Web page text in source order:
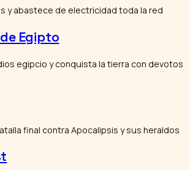
y abastece de electricidad toda la red
Egipto
egipcio y conquista la tierra con devotos
final contra Apocalipsis y sus heraldos